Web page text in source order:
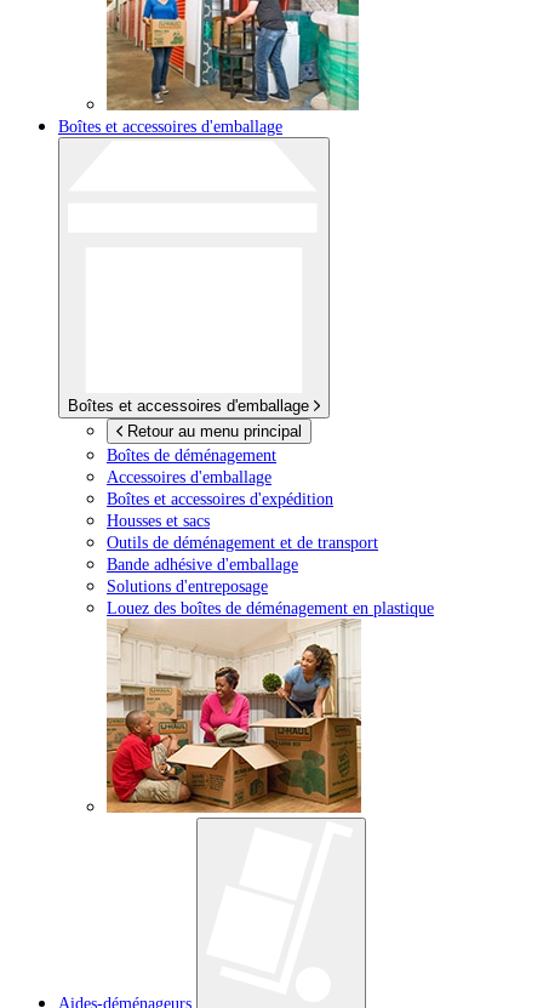
Boîtes et accessoires d'emballage
Boîtes et accessoires d'emballage
Retour au menu principal
Boîtes de déménagement
Accessoires d'emballage
Boîtes et accessoires d'expédition
Housses et sacs
Outils de déménagement et de transport
Bande adhésive d'emballage
Solutions d'entreposage
Louez des boîtes de déménagement en plastique
Aides-déménageurs